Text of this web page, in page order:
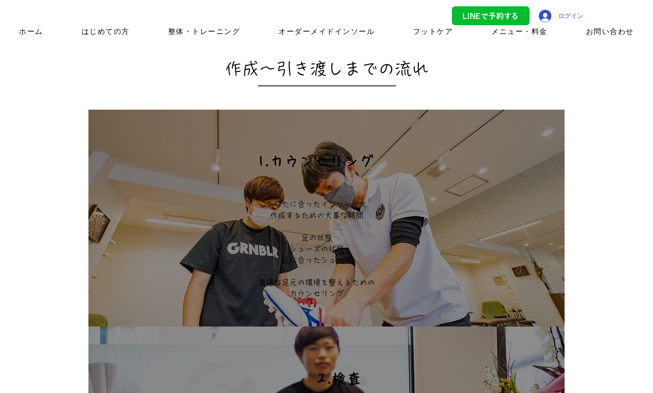
LINEで予約する ログイン
ホーム はじめての方 整体・トレーニング オーダーメイドインソール フットケア メニュー・料金 お問い合わせ
​作成～引き渡しまでの流れ
​1.カウンセリング
あなたに合ったインソールを
作成するための大事な時間
足の状態
シューズの状態
足に合ったシューズ
最適な足元の環境を整えるための
カウンセリング
​2.検査